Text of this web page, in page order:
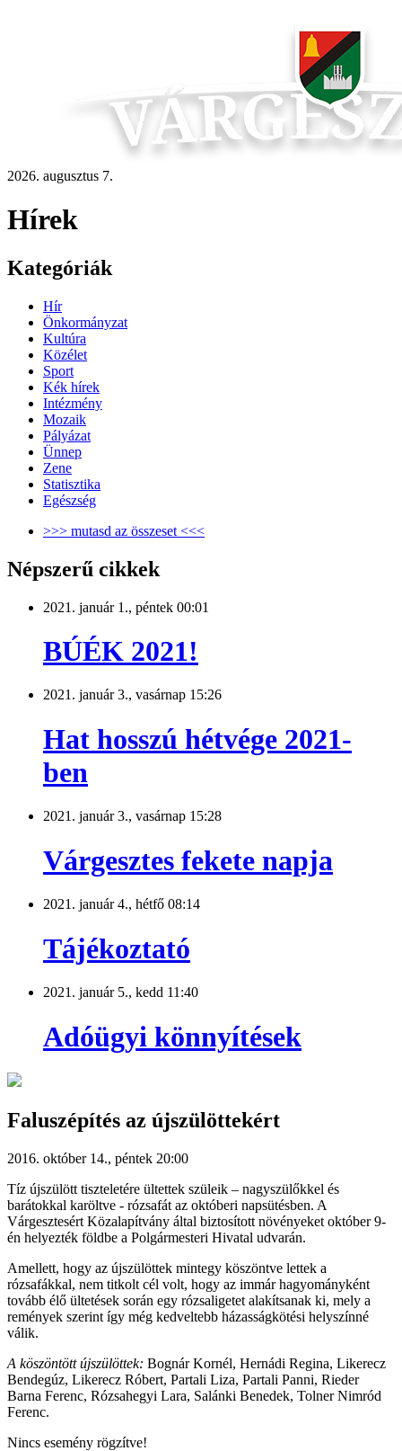
2026. augusztus 7.
Hírek
Kategóriák
Hír
Önkormányzat
Kultúra
Közélet
Sport
Kék hírek
Intézmény
Mozaik
Pályázat
Ünnep
Zene
Statisztika
Egészség
>>> mutasd az összeset <<<
Népszerű cikkek
2021. január 1., péntek 00:01
BÚÉK 2021!
2021. január 3., vasárnap 15:26
Hat hosszú hétvége 2021-
ben
2021. január 3., vasárnap 15:28
Várgesztes fekete napja
2021. január 4., hétfő 08:14
Tájékoztató
2021. január 5., kedd 11:40
Adóügyi könnyítések
Faluszépítés az újszülöttekért
2016. október 14., péntek 20:00
Tíz újszülött tiszteletére ültettek szüleik – nagyszülőkkel és
barátokkal karöltve - rózsafát az októberi napsütésben. A
Várgesztesért Közalapítvány által biztosított növényeket október 9-
én helyezték földbe a Polgármesteri Hivatal udvarán.
Amellett, hogy az újszülöttek mintegy köszöntve lettek a
rózsafákkal, nem titkolt cél volt, hogy az immár hagyományként
tovább élő ültetések során egy rózsaligetet alakítsanak ki, mely a
remények szerint így még kedveltebb házasságkötési helyszínné
válik.
A köszöntött újszülöttek: Bognár Kornél, Hernádi Regina, Likerecz
Bendegúz, Likerecz Róbert, Partali Liza, Partali Panni, Rieder
Barna Ferenc, Rózsahegyi Lara, Salánki Benedek, Tolner Nimród
Ferenc.
Nincs esemény rögzítve!